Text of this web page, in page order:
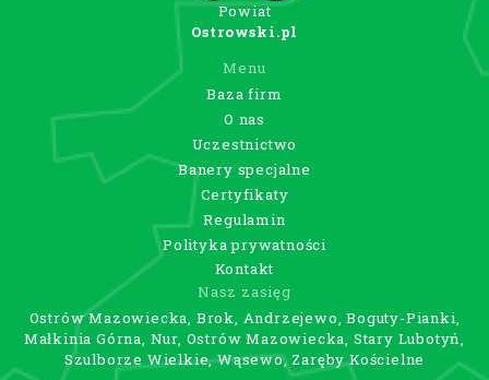
Powiat
Ostrowski.pl
Menu
Baza firm
O nas
Uczestnictwo
Banery specjalne
Certyfikaty
Regulamin
Polityka prywatności
Kontakt
Nasz zasięg
Ostrów Mazowiecka, Brok, Andrzejewo, Boguty-Pianki,
Małkinia Górna, Nur, Ostrów Mazowiecka, Stary Lubotyń,
Szulborze Wielkie, Wąsewo, Zaręby Kościelne